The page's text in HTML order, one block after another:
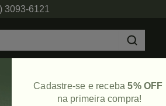
3093-6121
Cadastre-se e receba5% OFF
na primeira compra!